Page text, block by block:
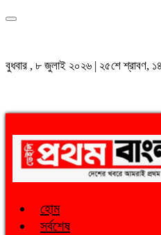
বুধবার , ৮ জুলাই ২০২৬ | ২৫শে শ্রাবণ,
হোম
সর্বশেষ